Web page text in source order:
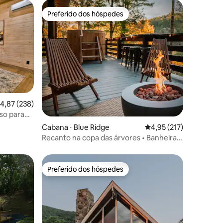
de uma avaliação média de 5, 238 avaliações
4,87 (238)
para
Preferido dos hóspedes
Preferido dos hóspedes
Cabana ⋅ Blue Ridge 4,95 de uma avaliação
4,95 (217)
Recanto na copa das árvores • Banheira
minutos do centro da cidade
Preferido dos hóspedes
Preferido dos hóspedes